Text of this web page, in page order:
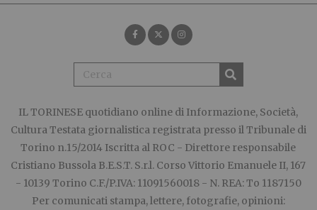
IL TORINESE quotidiano online di Informazione, Società,
Cultura Testata giornalistica registrata presso il Tribunale di
Torino n.15/2014 Iscritta al ROC - Direttore responsabile
Cristiano Bussola B.E.S.T. S.r.l. Corso Vittorio Emanuele II, 167
- 10139 Torino C.F./P.IVA: 11091560018 - N. REA: To 1187150
Per comunicati stampa, lettere, fotografie, opinioni: